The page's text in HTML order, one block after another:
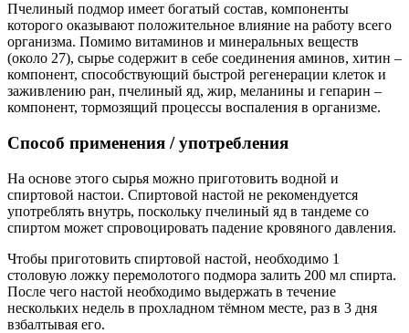
Пчелиный подмор имеет богатый состав, компоненты
которого оказывают положительное влияние на работу всего
организма. Помимо витаминов и минеральных веществ
(около 27), сырье содержит в себе соединения аминов, хитин –
компонент, способствующий быстрой регенерации клеток и
заживлению ран, пчелиный яд, жир, меланины и гепарин –
компонент, тормозящий процессы воспаления в организме.
Способ применения / употребления
На основе этого сырья можно приготовить водной и
спиртовой настои. Спиртовой настой не рекомендуется
употреблять внутрь, поскольку пчелиный яд в тандеме со
спиртом может спровоцировать падение кровяного давления.
Чтобы приготовить спиртовой настой, необходимо 1
столовую ложку перемолотого подмора залить 200 мл спирта.
После чего настой необходимо выдержать в течение
нескольких недель в прохладном тёмном месте, раз в 3 дня
взбалтывая его.